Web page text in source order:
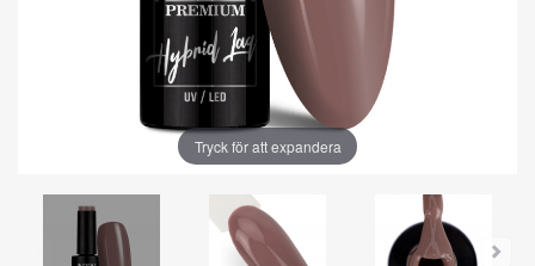
Tryck för att expandera